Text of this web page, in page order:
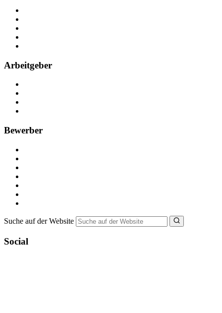
Arbeitgeber
Bewerber
Suche auf der Website
Social